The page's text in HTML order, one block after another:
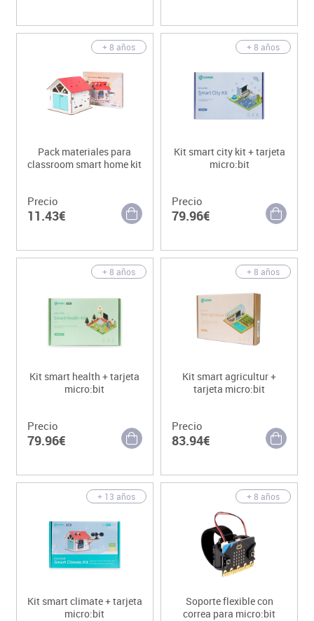
+ 8 años
Pack materiales para
classroom smart home kit
Precio
11.43€
+ 8 años
Kit smart city kit + tarjeta
micro:bit
Precio
79.96€
+ 8 años
Kit smart health + tarjeta
micro:bit
Precio
79.96€
+ 8 años
Kit smart agricultur +
tarjeta micro:bit
Precio
83.94€
+ 13 años
Kit smart climate + tarjeta
micro:bit
+ 8 años
Soporte flexible con
correa para micro:bit